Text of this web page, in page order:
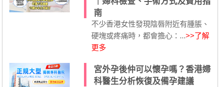
南
不少香港女性發現陰唇附近有腫脹、
硬塊或疼痛時，都會擔心：...>>了解
更多
宮外孕後仲可以懷孕嗎？香港婦
科醫生分析恢復及備孕建議